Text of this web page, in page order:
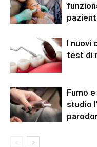
I nuovi
test di
Fumo
studio